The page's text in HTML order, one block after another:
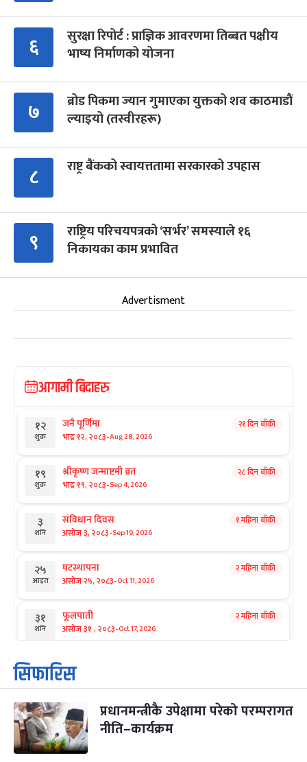
६
सुरक्षा रिपोर्ट : प्राज्ञिक आवरणमा तिब्बत पक्षीय
भाष्य निर्माणको योजना
७
ब्रोड पिकमा ज्यान गुमाएका युक्तको शव काठमाडौं
ल्याइयो (तस्वीरहरू)
८ राष्ट्र बैंकको स्वायत्ततामा सरकारको उपहास
९
राष्ट्रिय परिचयपत्रको ‘सर्भर’ समस्याले १६
निकायका काम प्रभावित
Advertisment
आगामी बिदाहरु
१२
शुक्र
जनै पूर्णिमा
भाद्र १२, २०८३-Aug 28, 2026
२१ दिन बाँकी
१९
शुक्र
श्रीकृष्ण जन्माष्टमी व्रत
भाद्र १९, २०८३-Sep 4, 2026
२८ दिन बाँकी
३
शनि
संविधान दिवस
असोज ३, २०८३-Sep 19, 2026
१ महिना बाँकी
२५
आइत
घटस्थापना
असोज २५, २०८३-Oct 11, 2026
२ महिना बाँकी
३१
शनि
फूलपाती
असोज ३१ , २०८३-Oct 17, 2026
२ महिना बाँकी
१
आइत
कार्तिक सङ्क्रान्ति
कार्तिक १, २०८३
३
मंगल
महानवमी
कार्तिक ३, २०८३-Oct 20, 2026
२ महिना बाँकी
सिफारिस
प्रधानमन्त्रीकै उपेक्षामा परेको परम्परागत
नीति–कार्यक्रम